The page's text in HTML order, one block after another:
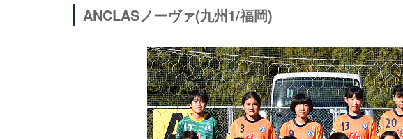
ANCLASノーヴァ(九州1/福岡)